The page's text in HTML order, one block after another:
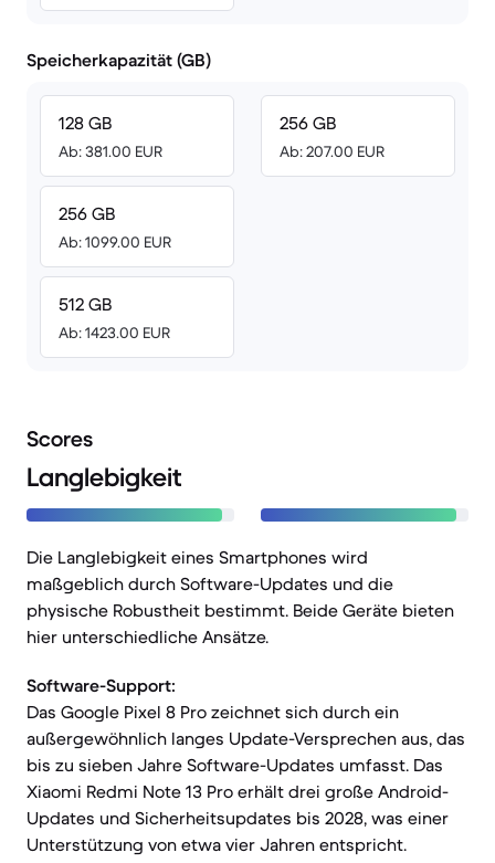
Speicherkapazität (GB)
128 GB
Ab: 381.00 EUR
256 GB
Ab: 1099.00 EUR
512 GB
Ab: 1423.00 EUR
256 GB
Ab: 207.00 EUR
Scores
Langlebigkeit
Die Langlebigkeit eines Smartphones wird
maßgeblich durch Software-Updates und die
physische Robustheit bestimmt. Beide Geräte bieten
hier unterschiedliche Ansätze.
Software-Support:
Das Google Pixel 8 Pro zeichnet sich durch ein
außergewöhnlich langes Update-Versprechen aus, das
bis zu sieben Jahre Software-Updates umfasst. Das
Xiaomi Redmi Note 13 Pro erhält drei große Android-
Updates und Sicherheitsupdates bis 2028, was einer
Unterstützung von etwa vier Jahren entspricht.